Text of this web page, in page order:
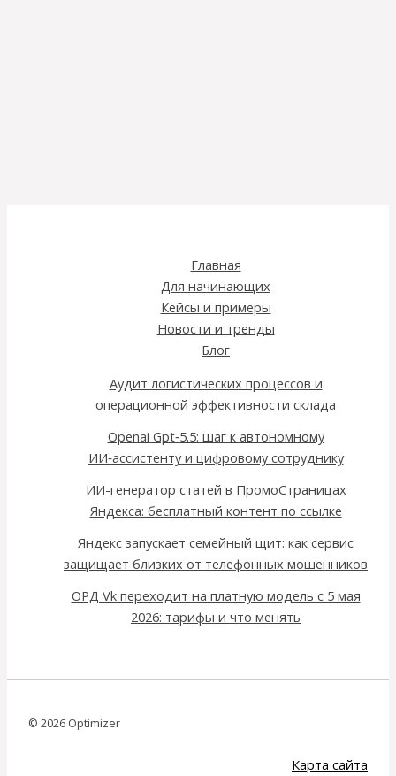
Главная
Для начинающих
Кейсы и примеры
Новости и тренды
Блог
Аудит логистических процессов и
операционной эффективности склада
Openai Gpt‑5.5: шаг к автономному
ИИ‑ассистенту и цифровому сотруднику
ИИ-генератор статей в ПромоСтраницах
Яндекса: бесплатный контент по ссылке
Яндекс запускает семейный щит: как сервис
защищает близких от телефонных мошенников
ОРД Vk переходит на платную модель с 5 мая
2026: тарифы и что менять
© 2026 Optimizer
Карта сайта